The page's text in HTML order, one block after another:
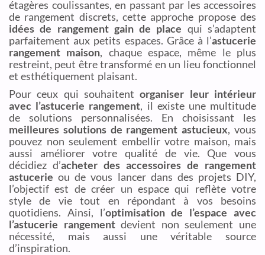
étagères coulissantes, en passant par les accessoires
de rangement discrets, cette approche propose des
idées de rangement gain de place qui s’adaptent
parfaitement aux petits espaces. Grâce à l’astucerie
rangement maison, chaque espace, même le plus
restreint, peut être transformé en un lieu fonctionnel
et esthétiquement plaisant.
Pour ceux qui souhaitentorganiser leur intérieur
avec l’astucerie rangement, il existe une multitude
de solutions personnalisées. En choisissant les
meilleures solutions de rangement astucieux, vous
pouvez non seulement embellir votre maison, mais
aussi améliorer votre qualité de vie. Que vous
décidiez d’acheter des accessoires de rangement
astucerie ou de vous lancer dans des projets DIY,
l’objectif est de créer un espace qui reflète votre
style de vie tout en répondant à vos besoins
quotidiens. Ainsi, l’optimisation de l’espace avec
l’astucerie rangementdevient non seulement une
nécessité, mais aussi une véritable source
d’inspiration.